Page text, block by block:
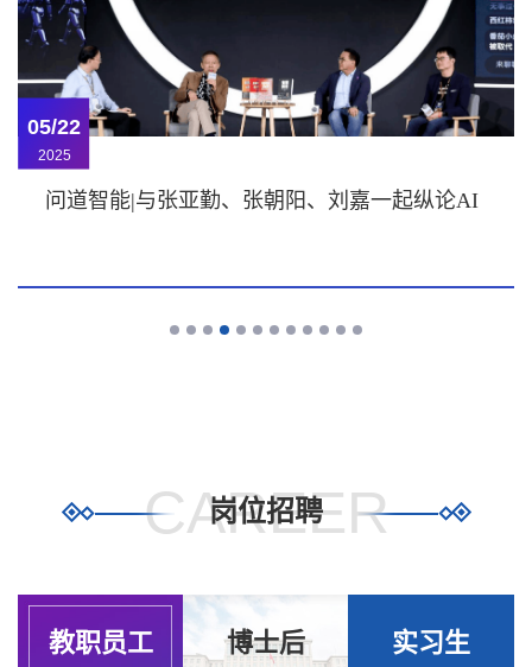
05/22
2025
问道智能|与张亚勤、张朝阳、刘嘉一起纵论AI
CAREER
岗位招聘
教职员工 博士后 实习生